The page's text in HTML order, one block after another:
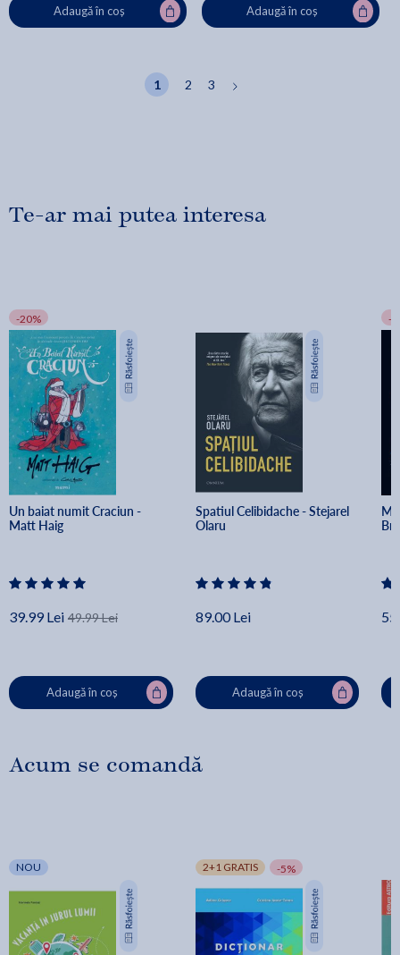
Adaugă în coș Adaugă în coș
1 2 3
Te-ar mai putea interesa
-20%
Un baiat numit Craciun -
Matt Haig
39.99 Lei 49.99 Lei
Adaugă în coș
Spatiul Celibidache - Stejarel
Olaru
89.00 Lei
Adaugă în coș
-
Acum se comandă
NOU 2+1 GRATIS -5%